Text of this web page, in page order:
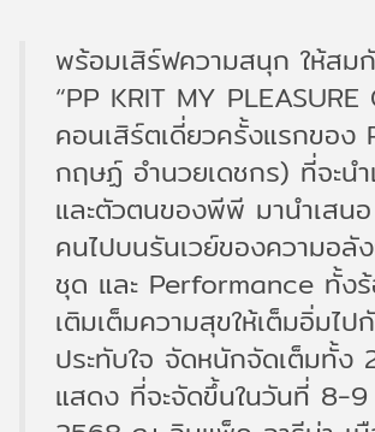
พร้อมเสิร์ฟความสนุก ให้สม
“PP KRIT MY PLEASURE
คอนเสิร์ตเดี่ยวครั้งแรกขอ
กฤษฏ์ อำนวยเดชกร) ที่จะนำ
และตัวตนของพีพี มานำเสน
คนไปบนรันเวย์ของความอลั
ชุด และ Performance ทั้งร้
เติมเต็มความสุขให้เต็มอิ่มไป
ประทับใจ จัดหนักจัดเต็มทั้ง
แสดง ที่จะจัดขึ้นในวันที่ 8-